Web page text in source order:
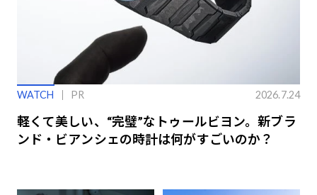
WATCH PR 2026.7.24
軽くて美しい、“完璧”なトゥールビヨン。新ブラ
ンド・ビアンシェの時計は何がすごいのか？